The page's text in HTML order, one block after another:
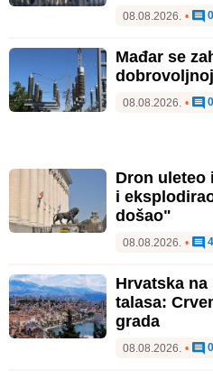
08.08.2026. • 0
Mađar se
08.08.2026. • 0
Dron uleteo
i
došao"
08.08.2026. • 4
Hrvatska
talasa:
grada
08.08.2026. • 0